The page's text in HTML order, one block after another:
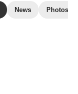
News Photos